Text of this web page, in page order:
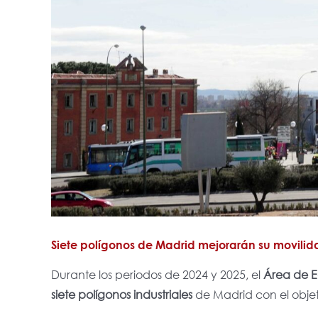
Siete polígonos de Madrid mejorarán su
Durante los periodos de 2024 y 2025, elÁrea de
siete polígonos industrialesde Madrid con el